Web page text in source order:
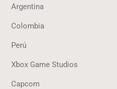
Argentina
Colombia
Perú
Xbox Game Studios
Capcom